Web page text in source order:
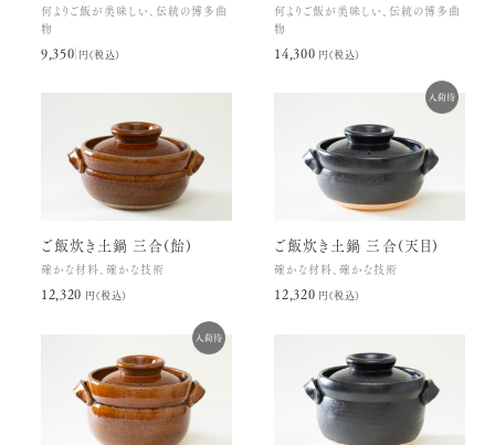
何よりご飯が美味しい、伝統の博多曲
物
9,350円(税込)
何よりご飯が美味しい、伝統の博多曲
物
14,300円(税込)
ご飯炊き土鍋 三合(飴)
確かな材料、確かな技術
12,320円(税込)
ご飯炊き土鍋 三合(天目)
確かな材料、確かな技術
12,320円(税込)